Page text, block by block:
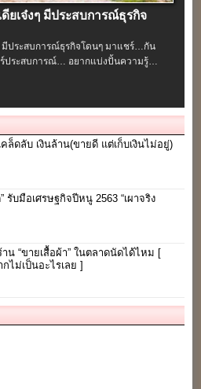
ดียเจ๋งๆ มีประสบการณ์ธุรกิจ
ๆ มีประสบการณ์ธุรกิจโดนๆ มาแชร์…กัน
ร์ประสบการณ์… อยากแบ่งปั้นความรู้…
คล็ดลับ เงินล้าน(ขายดี แต่เก็บเงินไม่อยู่)
รับมือเศรษฐกิจปีหนู 2563 “เผาจริง
าน “ขายเสื้อผ้า” ในตลาดนัดได้ไหม [
ไม่เป็นอะไรเลย ]